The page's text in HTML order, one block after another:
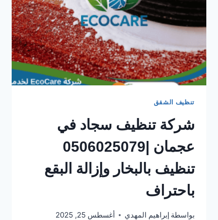
تنظيف الشقق
شركة تنظيف سجاد في
عجمان |0506025079
تنظيف بالبخار وإزالة البقع
باحتراف
بواسطة إبراهيم المهدي أغسطس 25, 2025